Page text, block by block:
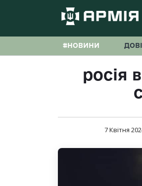
#НОВИНИ
росія
7 Квітня